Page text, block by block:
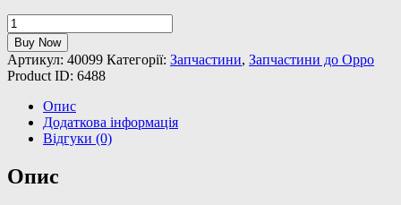
Сканер
вдібитку
пальця
для
OPPO
A60
Black
(Сервісний
оригінал
розбірки)
Buy Now
Артикул: 40099 Категорії: Запчастини, Запчастини до Oppo
Product ID: 6488
Опис
Додаткова інформація
Відгуки (0)
Опис